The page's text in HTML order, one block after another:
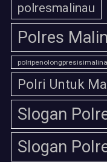
polresmalinau
Polres
Polri Untuk
Slogan
Slogan